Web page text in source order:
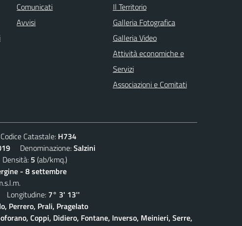
Comunicati
Avvisi
Il Territorio
Galleria Fotografica
Galleria Video
Attività economiche e
Servizi
Associazioni e Comitati
Catastale: H734
Denominazione:Salzini
5 (ab/kmq.)
- 8 settembre
Longitudine: 7° 3' 13''
Perrero, Prali, Pragelato
Coppi, Didiero, Fontane, Inverso, Meinieri, Serre,